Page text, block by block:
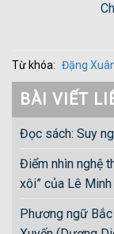
Từ khóa: Đặng
BÀI VIẾT
Đọc sách: Suy
Điểm nhìn nghệ
xôi” của Lê
Phương ngữ